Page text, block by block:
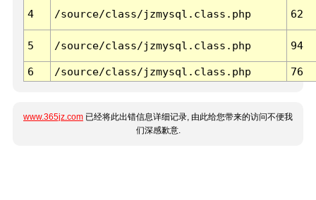
4 /source/class/jzmysql.class.php 62
5 /source/class/jzmysql.class.php 94
6 /source/class/jzmysql.class.php 76
www.365jz.com 已经将此出错信息详细记录, 由此给您带来的访问不便我
们深感歉意.